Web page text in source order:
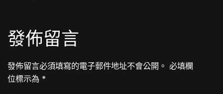
發佈留言
發佈留言必須填寫的電子郵件地址不會公開。 必填欄
位標示為 *